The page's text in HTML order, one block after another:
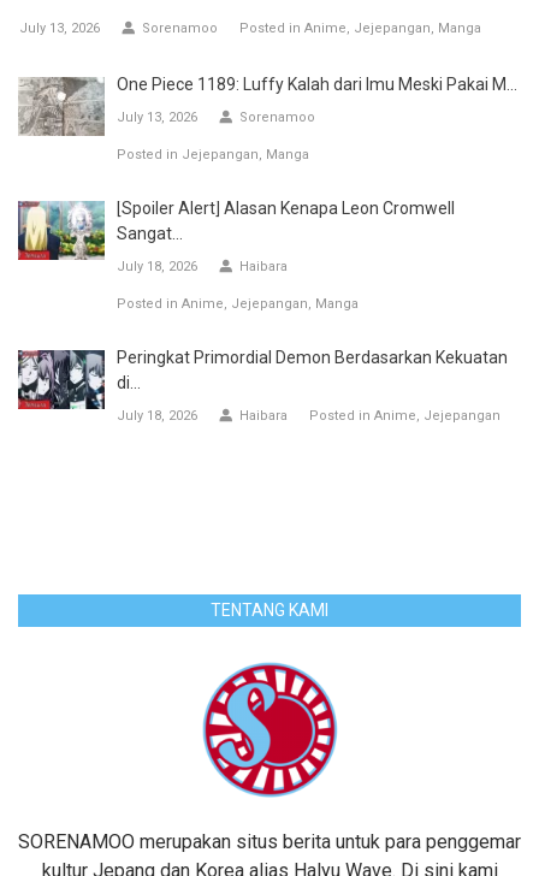
July 13, 2026 Sorenamoo Posted in Anime Jejepangan Manga
One Piece 1189: Luffy Kalah dari Imu Meski Pakai M...
July 13, 2026 Sorenamoo
Posted in Jejepangan Manga
[Spoiler Alert] Alasan Kenapa Leon Cromwell
Sangat...
July 18, 2026 Haibara
Posted in Anime Jejepangan Manga
Peringkat Primordial Demon Berdasarkan Kekuatan
di...
July 18, 2026 Haibara Posted in Anime Jejepangan
TENTANG KAMI
SORENAMOO merupakan situs berita untuk para penggemar
kultur Jepang dan Korea alias Halyu Wave. Di sini kami